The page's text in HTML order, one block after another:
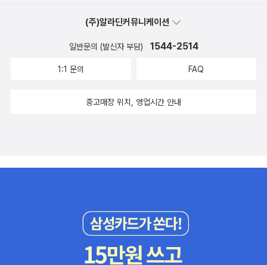
히 하는 모습이 좋아요. ㅎㅎ 왜, 스마우그가 빌보를 잡아 먹지 않은
와 스마우그... ㅋㅋ어떻게 친구를 잡아먹겠어요..ㅎㅎ 내년에 시즌 3
이 시작되는데, 3이 시작 되기전에 나머지 2도 빨리 봐야할것 같아요.
었거든요. 3시즌이 있으니 괜찮아졌어요. ㅎㅎ 호빗과 셜록의 크로
여름에 장바구니를 비우는 건 여기까지만 하겠습니다... 그러나 장바
구니를 또 채우겠죠.. 흡... 호갱은 힘이 없다니까요..^^;;
(주)알라딘커뮤니케이션
일반문의 (발신자 부담) 1544-2514
1:1 문의 FAQ
중고매장 위치, 영업시간 안내